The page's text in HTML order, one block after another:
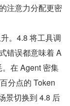
注意力分配更密
。4.8 将工具调
错误都意味着 A
在 Agent 密集
分点的 Token
景切换到 4.8 后